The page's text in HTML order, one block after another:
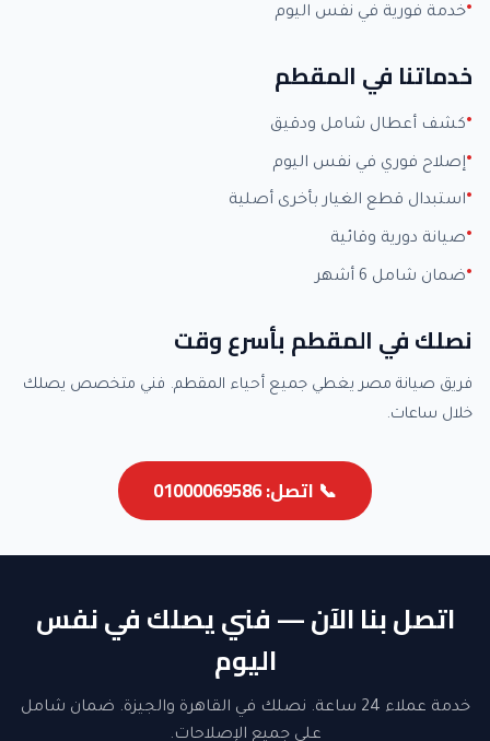
خدمة فورية في نفس اليوم
خدماتنا في المقطم
كشف أعطال شامل ودقيق
إصلاح فوري في نفس اليوم
استبدال قطع الغيار بأخرى أصلية
صيانة دورية وقائية
ضمان شامل 6 أشهر
نصلك في المقطم بأسرع وقت
فريق صيانة مصر يغطي جميع أحياء المقطم. فني متخصص يصلك
خلال ساعات.
📞 اتصل: 01000069586
اتصل بنا الآن — فني يصلك في نفس
اليوم
خدمة عملاء 24 ساعة. نصلك في القاهرة والجيزة. ضمان شامل
على جميع الإصلاحات.